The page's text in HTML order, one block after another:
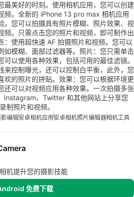
最美好的时刻。使用相机应用，您可以创建
频。全新的 iPhone 13 pro max 相机应用
。您可以拍摄具有照片模糊、照片效果、视
频。只需点击您的照片和视频，即可制作出
：使用超快速 AF 拍摄照片和视频。您可以
如模糊、面部过滤器等。照片：您只需单击
以使用各种效果，包括可用的最佳滤镜。
来控制曝光，还可以控制白平衡，此外，您
欢的照片的拼贴。效果：您可以根据环境更
还可以对视频应用各种效果。一次拍摄多张
Instagram、Twitter 和其他网站上分享您
制照片和视频。
编辑安卓相机应用安卓相机照片编辑器相机工具
机提升您的摄影技能
免费下载